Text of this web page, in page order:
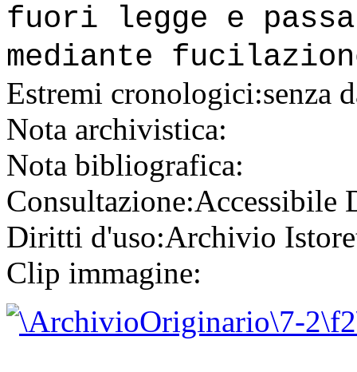
fuori legge e
mediante
Estremi cronologici:senza
Nota archivistica:
Nota bibliografica:
Consultazione:Accessibile
Diritti d'uso:Archivio
Clip immagine: